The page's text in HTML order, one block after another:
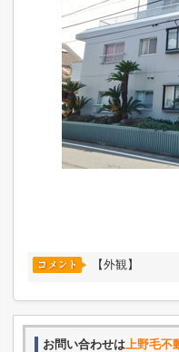
【外観】
お問い合わせは上野毛不